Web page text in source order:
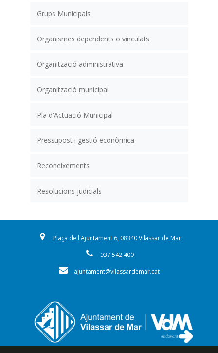
Grups Municipals
Organismes dependents o vinculats
Organització administrativa
Organització municipal
Pla d'Actuació Municipal
Pressupost i gestió econòmica
Reconeixements
Resolucions judicials
Plaça de l'Ajuntament 6, 08340 Vilassar de Mar
937 542 400
ajuntament@vilassardemar.cat